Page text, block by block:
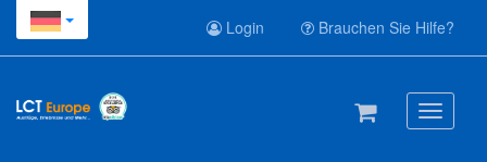
Login Brauchen Sie Hilfe?
Toggle